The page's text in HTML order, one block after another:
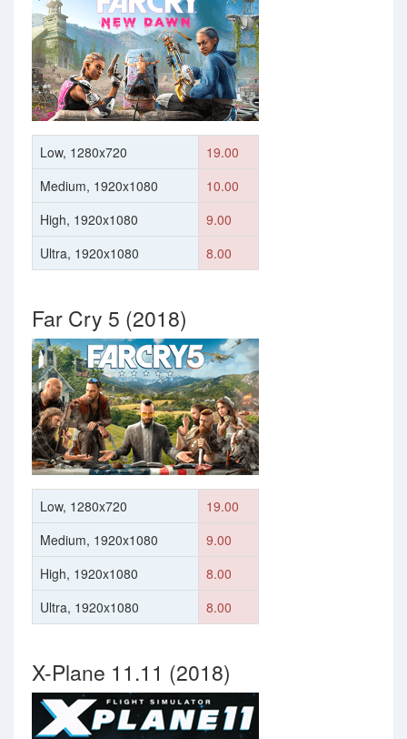
Low, 1280x720
19.00
Medium, 1920x1080
10.00
High, 1920x1080
9.00
Ultra, 1920x1080
8.00
Far Cry 5 (2018)
Low, 1280x720
19.00
Medium, 1920x1080
9.00
High, 1920x1080
8.00
Ultra, 1920x1080
8.00
X-Plane 11.11 (2018)